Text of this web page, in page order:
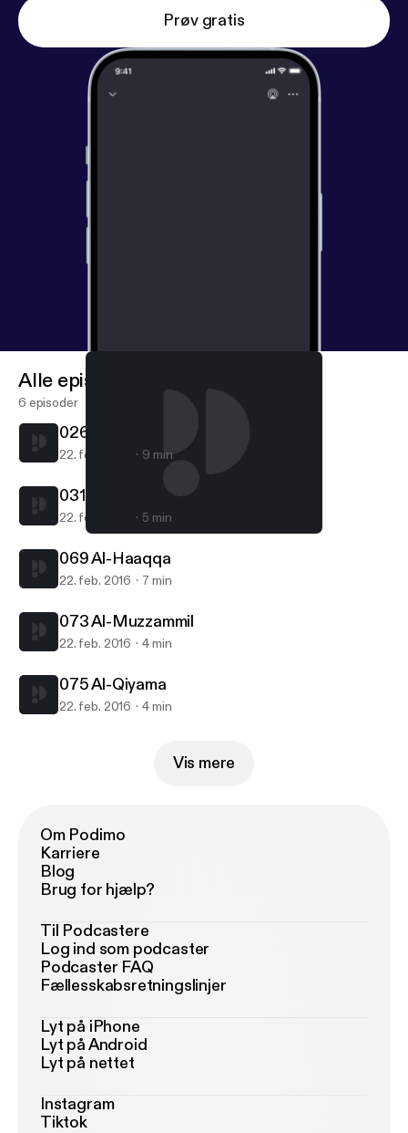
Prøv gratis
Yamani Mohamed Saleh
Alle episoder
6 episoder
026 Ash-Shuara
22. feb. 2016 9 min
031 Luqman
22. feb. 2016 5 min
069 Al-Haaqqa
22. feb. 2016 7 min
073 Al-Muzzammil
22. feb. 2016 4 min
075 Al-Qiyama
22. feb. 2016 4 min
Vis mere
Om Podimo
Karriere
Blog
Brug for hjælp?
Til Podcastere
Log ind som podcaster
Podcaster FAQ
Fællesskabsretningslinjer
Lyt på iPhone
Lyt på Android
Lyt på nettet
Instagram
Tiktok